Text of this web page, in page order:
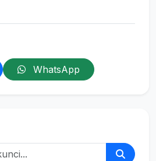
WhatsApp